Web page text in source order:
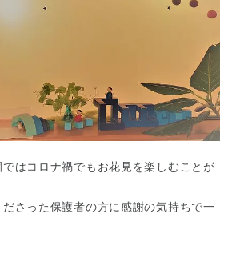
はコロナ禍でもお花見を楽しむことが
さった保護者の方に感謝の気持ちで一